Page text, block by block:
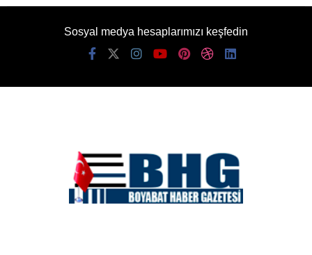
Sosyal medya hesaplarımızı keşfedin